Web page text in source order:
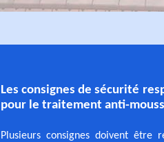
Les consignes de sécurité
pour le traitement anti-
Plusieurs consignes doivent être